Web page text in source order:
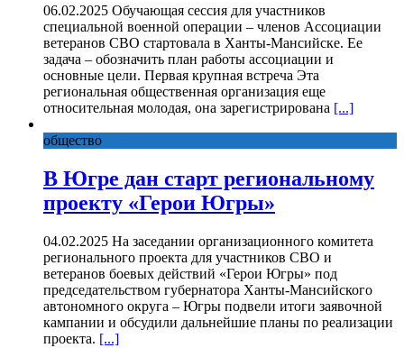
06.02.2025 Обучающая сессия для участников
специальной военной операции – членов Ассоциации
ветеранов СВО стартовала в Ханты-Мансийске. Ее
задача – обозначить план работы ассоциации и
основные цели. Первая крупная встреча Эта
региональная общественная организация еще
относительная молодая, она зарегистрирована [...]
общество
В Югре дан старт региональному
проекту «Герои Югры»
04.02.2025 На заседании организационного комитета
регионального проекта для участников СВО и
ветеранов боевых действий «Герои Югры» под
председательством губернатора Ханты-Мансийского
автономного округа – Югры подвели итоги заявочной
кампании и обсудили дальнейшие планы по реализации
проекта. [...]